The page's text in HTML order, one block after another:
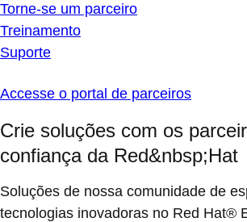
Torne-se um parceiro
Treinamento
Suporte
Accesse o portal de parceiros
Crie soluções com os
confiança da Red&nbsp;Hat
Soluções de nossa comunidade de
tecnologias inovadoras no Red Hat®